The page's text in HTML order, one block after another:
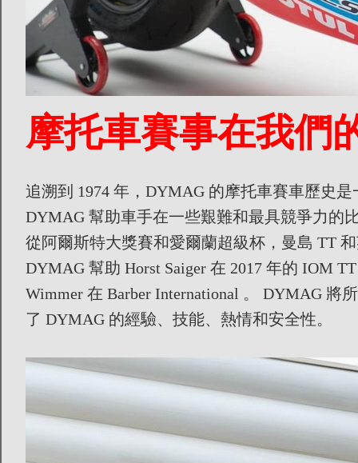
摩托車賽事在我們
追溯到 1974 年，DYMAG 的摩托車賽車歷史
DYMAG 幫助車手在一些艱難和最具競爭力的
從阿爾斯特大獎賽和愛爾蘭超級杯，曼島 TT
DYMAG 幫助 Horst Saiger 在 2017 年的 IOM
Wimmer 在 Barber International 。 DYMAG
了 DYMAG 的經驗、技能、熱情和安全性。